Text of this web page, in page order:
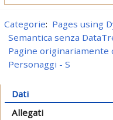
Categorie: Pages using
Semantica senza
Pagine originariamente
Personaggi - S
Dati
Allegati